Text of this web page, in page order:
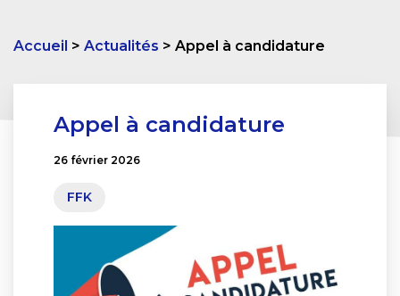
Accueil Actualités Appel à candidature
Appel à candidature
26 février 2026
FFK